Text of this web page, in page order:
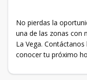
No pierdas la
una de las zonas con
La Vega.
conocer tu próximo